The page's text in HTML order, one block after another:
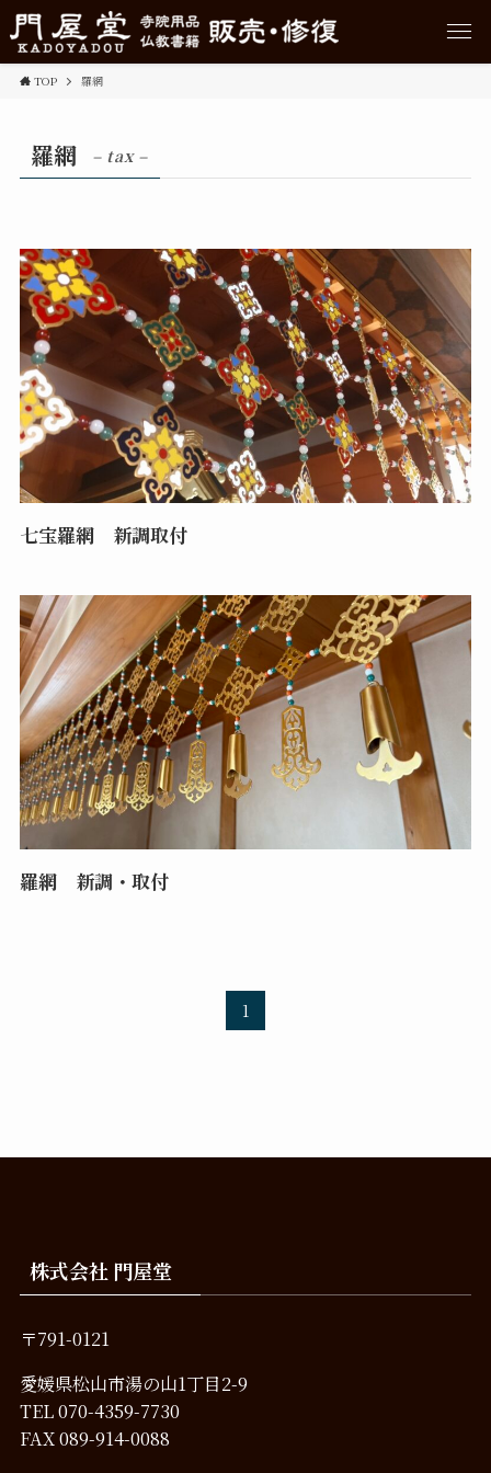
TOP 羅網
羅網 – tax –
七宝羅網 新調取付
羅網 新調・取付
1
株式会社 門屋堂
〒791-0121
愛媛県松山市湯の山1丁目2-9
TEL070-4359-7730
FAX 089-914-0088